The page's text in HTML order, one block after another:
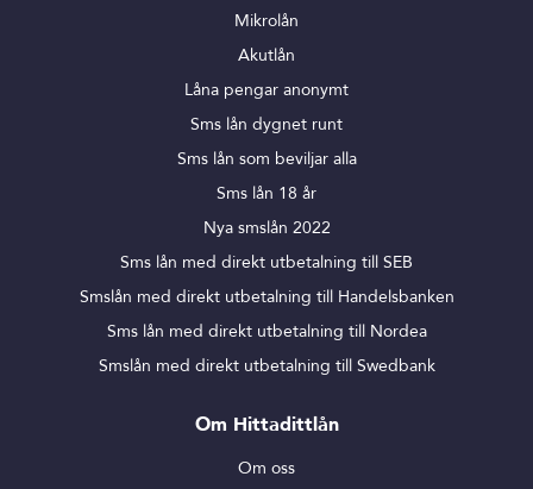
Mikrolån
Akutlån
Låna pengar anonymt
Sms lån dygnet runt
Sms lån som beviljar alla
Sms lån 18 år
Nya smslån 2022
Sms lån med direkt utbetalning till SEB
Smslån med direkt utbetalning till Handelsbanken
Sms lån med direkt utbetalning till Nordea
Smslån med direkt utbetalning till Swedbank
Om Hittadittlån
Om oss